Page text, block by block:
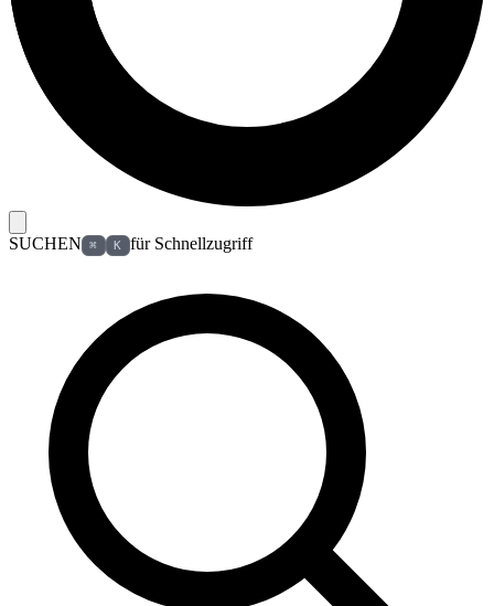
SUCHEN ⌘ K für Schnellzugriff